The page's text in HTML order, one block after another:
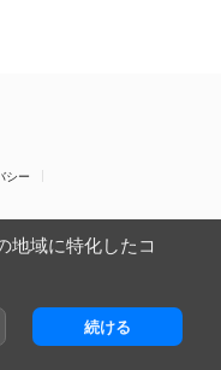
シー
地域に特化したコ
続ける